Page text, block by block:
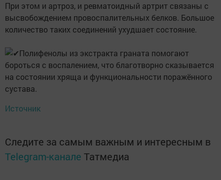
При этом и артроз, и ревматоидный артрит связаны с
высвобождением провоспалительных белков. Большое
количество таких соединений ухудшает состояние.
Полифенолы из экстракта граната помогают
бороться с воспалением, что благотворно сказывается
на состоянии хряща и функциональности поражённого
сустава.
Источник
Следите за самым важным и интересным в
Telegram-канале Татмедиа